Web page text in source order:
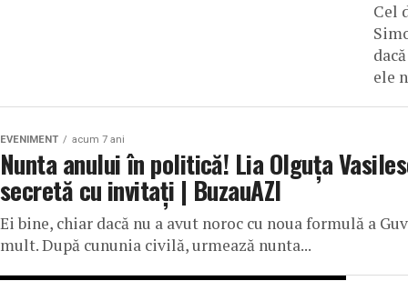
Cel
ele
EVENIMENT acum 7 ani
Nunta anului în politică! Lia Olguța
secretă cu invitați | BuzauAZI
Ei bine, chiar dacă nu a avut noroc cu noua formulă a
mult. După cununia civilă, urmează nunta...